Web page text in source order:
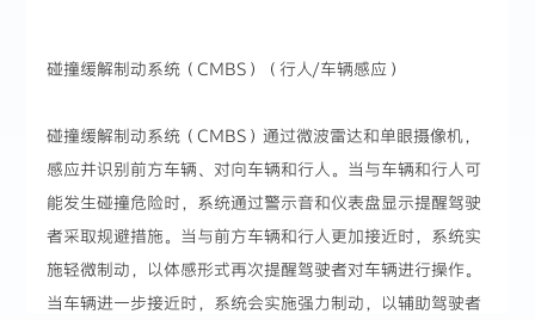
碰撞缓解制动系统（CMBS）（行人/车辆感应）
碰撞缓解制动系统（CMBS）通过微波雷达和单眼摄像机，
感应并识别前方车辆、对向车辆和行人。当与车辆和行人可
能发生碰撞危险时，系统通过警示音和仪表盘显示提醒驾驶
者采取规避措施。当与前方车辆和行人更加接近时，系统实
施轻微制动，以体感形式再次提醒驾驶者对车辆进行操作。
当车辆进一步接近时，系统会实施强力制动，以辅助驾驶者